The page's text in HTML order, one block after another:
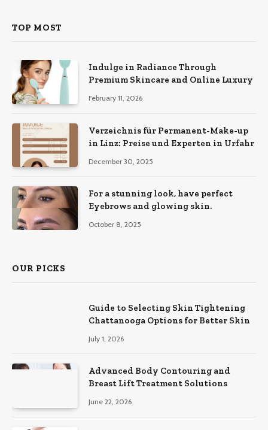
TOP MOST
Indulge in Radiance Through
Premium Skincare and Online Luxury
February 11, 2026
Verzeichnis für Permanent-Make-up
in Linz: Preise und Experten in Urfahr
December 30, 2025
For a stunning look, have perfect
Eyebrows and glowing skin.
October 8, 2025
OUR PICKS
Guide to Selecting Skin Tightening
Chattanooga Options for Better Skin
July 1, 2026
Advanced Body Contouring and
Breast Lift Treatment Solutions
June 22, 2026